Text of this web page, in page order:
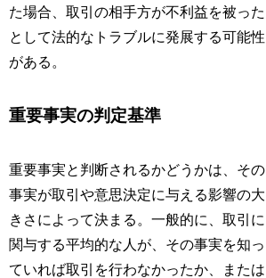
た場合、取引の相手方が不利益を被った
として法的なトラブルに発展する可能性
がある。
重要事実の判定基準
重要事実と判断されるかどうかは、その
事実が取引や意思決定に与える影響の大
きさによって決まる。一般的に、取引に
関与する平均的な人が、その事実を知っ
ていれば取引を行わなかったか、または